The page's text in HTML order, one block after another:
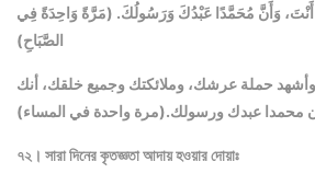
أَنْتَ، وَأَنَّ مُحَمَّدًا عَبْدُكَ وَرَسُولُكَ. (مَرَّةً وَاحِدَةً فِي
الصَّبَاحِ)
حملة عرشك، وملائكتك وجميع خلقك، أنك
وأن محمدا عبدك ورسولك.(مرة واحدة في المساء)
৭২। সারা দিনের কৃতজ্ঞতা আদায় হওয়ার দোয়াঃ